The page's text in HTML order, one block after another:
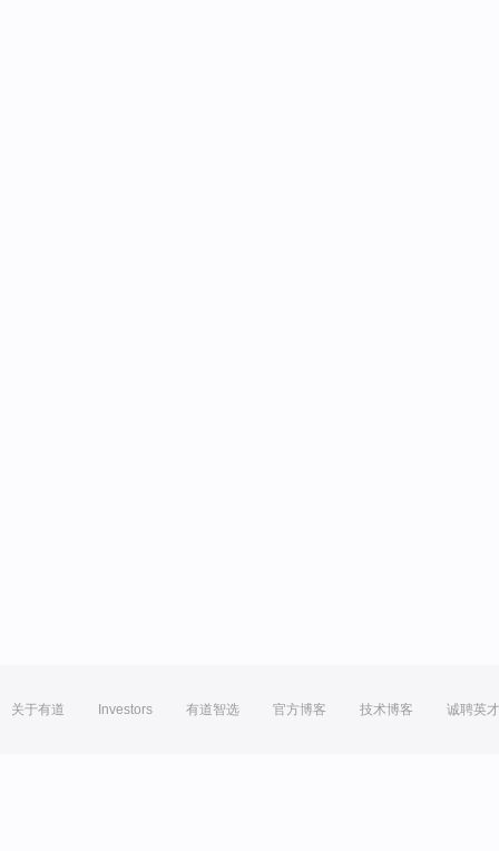
关于有道 Investors 有道智选 官方博客 技术博客 诚聘英才